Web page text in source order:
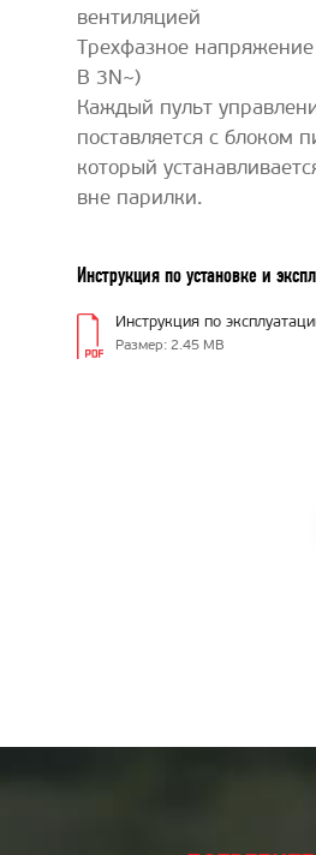
вентиляцией
Трехфазное
В 3N~)
Каждый пульт
поставляется с блоком
который
вне парилки.
Инструкция по установке и
Инструкция по
Размер: 2.45 MB